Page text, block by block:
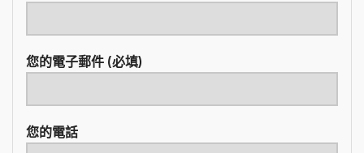
您的電子郵件 (必填)
您的電話